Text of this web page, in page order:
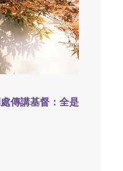
傳講基督：全是